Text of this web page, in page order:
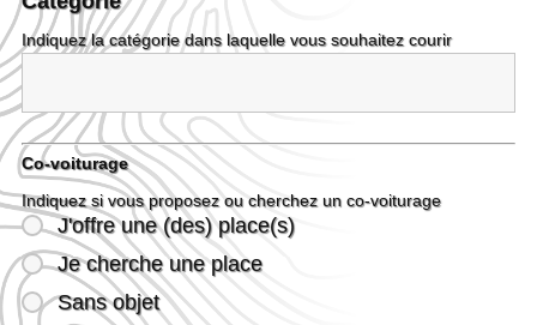
Indiquez la catégorie dans laquelle vous souhaitez courir
Co-voiturage
J'offre une (des) place(s)
Je cherche une place
Sans objet
Indiquez si vous proposez ou cherchez un co-voiturage